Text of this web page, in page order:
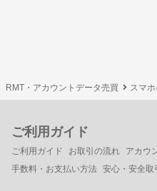
RMT・アカウントデータ売買 スマ
ご利用ガイド
ご利用ガイド お取引の流れ アカウ
手数料・お支払い方法 安心・安全取